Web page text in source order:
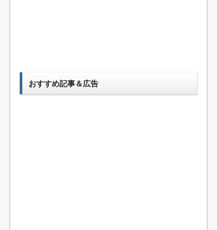
おすすめ記事＆広告